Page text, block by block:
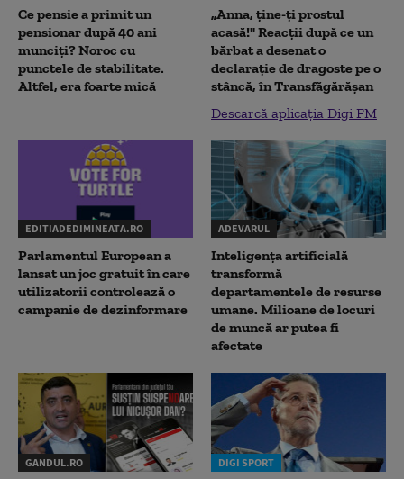
Ce pensie a primit un
pensionar după 40 ani
munciți? Noroc cu
punctele de stabilitate.
Altfel, era foarte mică
„Anna, ţine-ţi prostul
acasă!" Reacţii după ce un
bărbat a desenat o
declaraţie de dragoste pe o
stâncă, în Transfăgărăşan
Descarcă aplicația Digi FM
EDITIADEDIMINEATA.RO
Parlamentul European a
lansat un joc gratuit în care
utilizatorii controlează o
campanie de dezinformare
ADEVARUL
Inteligența artificială
transformă
departamentele de resurse
umane. Milioane de locuri
de muncă ar putea fi
afectate
GANDUL.RO DIGI SPORT